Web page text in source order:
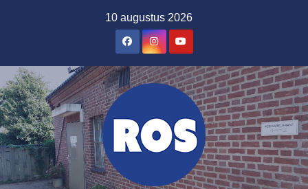
inhoud
10 augustus 2026